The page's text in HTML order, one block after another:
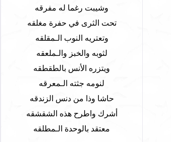
وشيبت رغما له مفرقه
تحت الثرى في حفرة مغلقه
وتعتريه النوب الـمقلقه
لثوبه والخبز والـملعقه
ويتزره الأنس بالطقطقه
لنومه جثته الـمعرقه
حاشا وذا من دنس الزندقه
أشرك واطرح هذه الشقشقه
معتقد بالوحدة الـمطلقه